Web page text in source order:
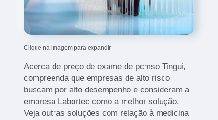
Clique na imagem para expandir
Acerca de preço de exame de pcmso Tingui,
compreenda que empresas de alto risco
buscam por alto desempenho e consideram a
empresa Labortec como a melhor solução.
Veja outras soluções com relação à medicina